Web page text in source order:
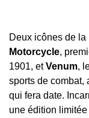
Deux icônes de la
Motorcycle,
1901, etVenum,
sports de combat,
qui fera date.
une édition